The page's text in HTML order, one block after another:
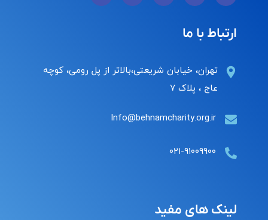
ارتباط با ما
تهران، خیابان شریعتی،بالاتر از پل رومی، کوچه
عاج ، پلاک ۷
Info@behnamcharity.org.ir
۰۲۱-۹۱۰۰۹۹۰۰
لینک های مفید